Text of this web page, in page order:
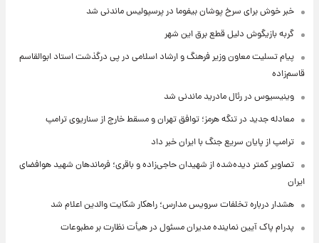
خبر خوش برای سرخ پوشان بیفوما در پرسپولیس ماندنی شد
گربه بازیگوش دلیل قطع برق این شهر
پیام تسلیت معاون وزیر فرهنگ و ارشاد اسلامی در پی درگذشت استاد ابوالقاسم
قاسم‌زاده
وینیسیوس در رئال مادرید ماندنی شد
معادله جدید در تنگه هرمز؛ توافق تهران و مسقط خارج از سناریوی ترامپ
ترامپ از پایان سریع جنگ با ایران خبر داد
تصاویر کمتر دیده‌شده از شهیدان حاجی‌زاده و باقری؛ فرماندهان شهید هوافضای
ایران
هشدار درباره تخلفات سرویس مدارس؛ راهکار شکایت والدین اعلام شد
پدرام پاک آیین نماینده مدیران مسئول در هیأت نظارت بر مطبوعات